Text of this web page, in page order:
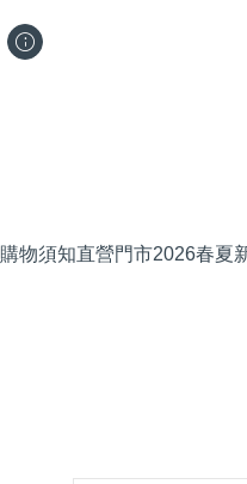
購物須知直營門市2026春夏